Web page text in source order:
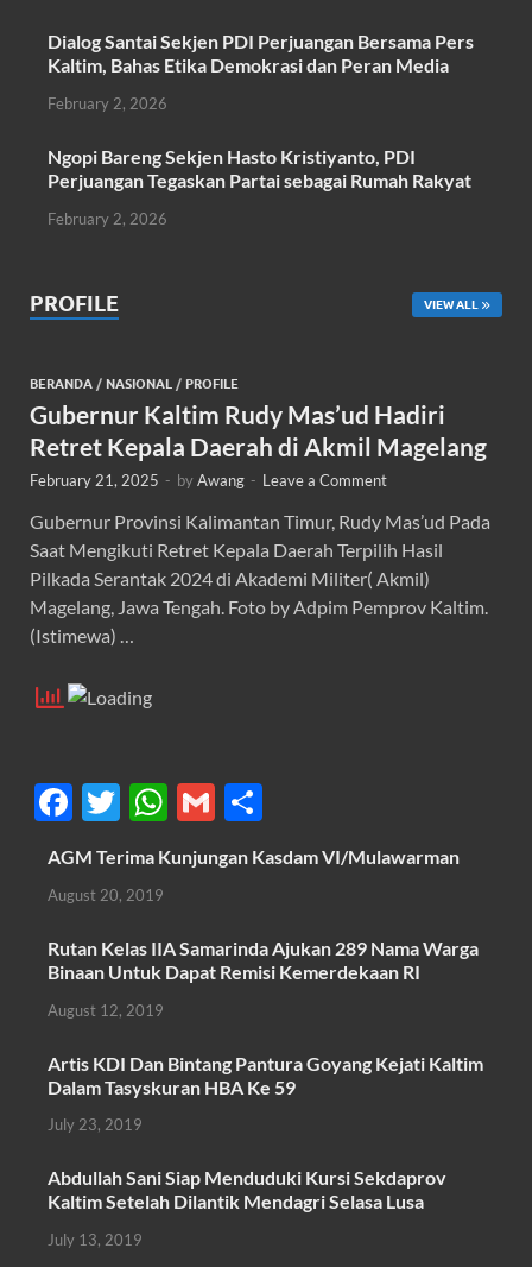
Dialog Santai Sekjen PDI Perjuangan Bersama Pers
Kaltim, Bahas Etika Demokrasi dan Peran Media
February 2, 2026
Ngopi Bareng Sekjen Hasto Kristiyanto, PDI
Perjuangan Tegaskan Partai sebagai Rumah Rakyat
February 2, 2026
PROFILE VIEW ALL
BERANDA / NASIONAL / PROFILE
Gubernur Kaltim Rudy Mas’ud Hadiri
Retret Kepala Daerah di Akmil Magelang
February 21, 2025 - byAwang - Leave a Comment
Gubernur Provinsi Kalimantan Timur, Rudy Mas’ud Pada
Saat Mengikuti Retret Kepala Daerah Terpilih Hasil
Pilkada Serantak 2024 di Akademi Militer( Akmil)
Magelang, Jawa Tengah. Foto by Adpim Pemprov Kaltim.
(Istimewa) …
F
ac
e
b
o
o
k
T
w
itt
er
W
h
at
A
p
G
ail
h
ar
AGM Terima Kunjungan Kasdam VI/Mulawarman
August 20, 2019
Rutan Kelas IIA Samarinda Ajukan 289 Nama Warga
Binaan Untuk Dapat Remisi Kemerdekaan RI
August 12, 2019
Artis KDI Dan Bintang Pantura Goyang Kejati Kaltim
Dalam Tasyskuran HBA Ke 59
July 23, 2019
Abdullah Sani Siap Menduduki Kursi Sekdaprov
Kaltim Setelah Dilantik Mendagri Selasa Lusa
July 13, 2019